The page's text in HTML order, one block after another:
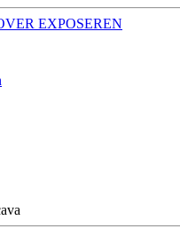
EXPOSEREN